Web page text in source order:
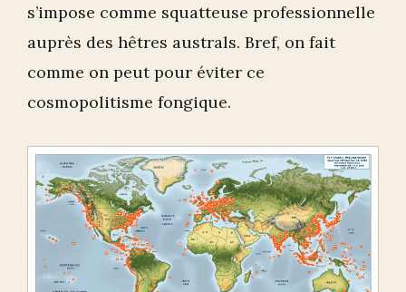
s’impose comme squatteuse professionnelle
auprès des hêtres australs. Bref, on fait
comme on peut pour éviter ce
cosmopolitisme fongique.